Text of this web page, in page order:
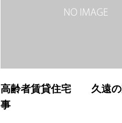
高齢者賃貸住宅 久遠の
事